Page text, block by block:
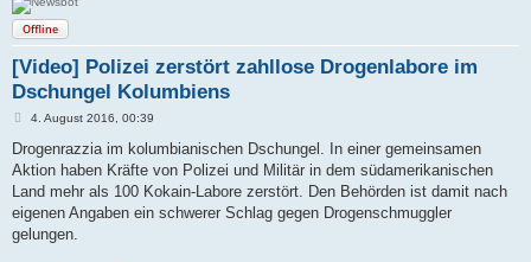
Offline
[Video] Polizei zerstört zahllose Drogenlabore im
Dschungel Kolumbiens
B
i
r
a
4. August 2016, 00:39
Drogenrazzia im kolumbianischen Dschungel. In einer gemeinsamen
Aktion haben Kräfte von Polizei und Militär in dem südamerikanischen
Land mehr als 100 Kokain-Labore zerstört. Den Behörden ist damit nach
eigenen Angaben ein schwerer Schlag gegen Drogenschmuggler
gelungen.